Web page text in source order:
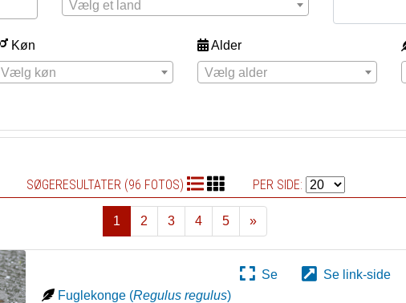
Vælg et land
Køn
Vælg køn
Alder
Vælg alder
SØGERESULTATER (96 FOTOS) PER SIDE:
1 2 3 4 5
»
Næste
Se
Se link-side
Fuglekonge (Regulus regulus)